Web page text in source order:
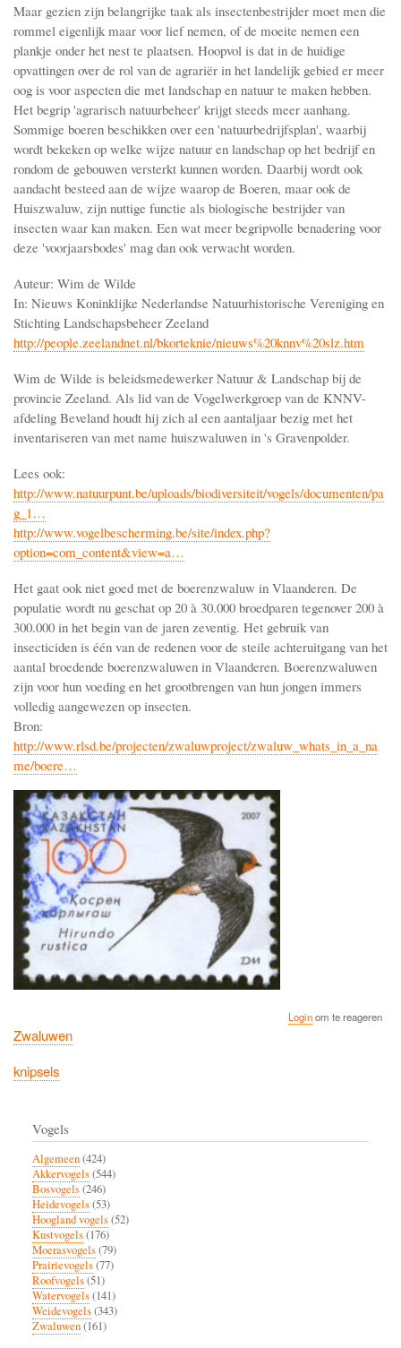
Maar gezien zijn belangrijke taak als insectenbestrijder moet men die
rommel eigenlijk maar voor lief nemen, of de moeite nemen een
plankje onder het nest te plaatsen. Hoopvol is dat in de huidige
opvattingen over de rol van de agrariër in het landelijk gebied er meer
oog is voor aspecten die met landschap en natuur te maken hebben.
Het begrip 'agrarisch natuurbeheer' krijgt steeds meer aanhang.
Sommige boeren beschikken over een 'natuurbedrijfsplan', waarbij
wordt bekeken op welke wijze natuur en landschap op het bedrijf en
rondom de gebouwen versterkt kunnen worden. Daarbij wordt ook
aandacht besteed aan de wijze waarop de Boeren, maar ook de
Huiszwaluw, zijn nuttige functie als biologische bestrijder van
insecten waar kan maken. Een wat meer begripvolle benadering voor
deze 'voorjaarsbodes' mag dan ook verwacht worden.
Auteur: Wim de Wilde
In: Nieuws Koninklijke Nederlandse Natuurhistorische Vereniging en
Stichting Landschapsbeheer Zeeland
http://people.zeelandnet.nl/bkorteknie/nieuws%20knnv%20slz.htm
Wim de Wilde is beleidsmedewerker Natuur & Landschap bij de
provincie Zeeland. Als lid van de Vogelwerkgroep van de KNNV-
afdeling Beveland houdt hij zich al een aantaljaar bezig met het
inventariseren van met name huiszwaluwen in 's Gravenpolder.
Lees ook:
http://www.natuurpunt.be/uploads/biodiversiteit/vogels/documenten/pa
g_1…
http://www.vogelbescherming.be/site/index.php?
option=com_content&view=a…
Het gaat ook niet goed met de boerenzwaluw in Vlaanderen. De
populatie wordt nu geschat op 20 à 30.000 broedparen tegenover 200 à
300.000 in het begin van de jaren zeventig. Het gebruik van
insecticiden is één van de redenen voor de steile achteruitgang van het
aantal broedende boerenzwaluwen in Vlaanderen. Boerenzwaluwen
zijn voor hun voeding en het grootbrengen van hun jongen immers
volledig aangewezen op insecten.
Bron:
http://www.rlsd.be/projecten/zwaluwproject/zwaluw_whats_in_a_na
me/boere…
Loginom te reageren
Zwaluwen
knipsels
Vogels
Algemeen(424)
Akkervogels(544)
Bosvogels(246)
Heidevogels(53)
Hoogland vogels(52)
Kustvogels(176)
Moerasvogels(79)
Prairievogels(77)
Roofvogels(51)
Watervogels(141)
Weidevogels(343)
Zwaluwen(161)